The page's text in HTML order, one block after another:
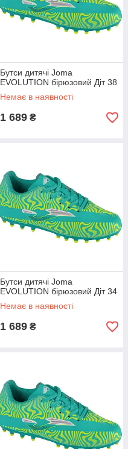
Бутси дитячі Joma
EVOLUTION бірюзовий Діт 38
Немає в наявності
1 689 ₴
Бутси дитячі Joma
EVOLUTION бірюзовий Діт 34
Немає в наявності
1 689 ₴